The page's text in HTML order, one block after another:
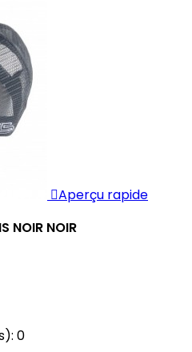
Aperçu rapide
NOIR NOIR
0